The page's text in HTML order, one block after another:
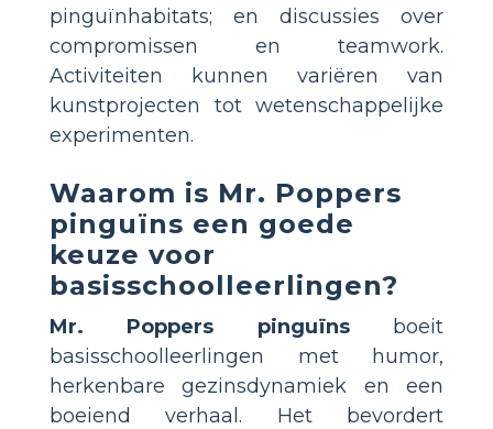
pinguïnhabitats; en discussies over
compromissen en teamwork.
Activiteiten kunnen variëren van
kunstprojecten tot wetenschappelijke
experimenten.
Waarom is Mr. Poppers
pinguïns een goede
keuze voor
basisschoolleerlingen?
Mr. Poppers pinguïnsboeit
basisschoolleerlingen met humor,
herkenbare gezinsdynamiek en een
boeiend verhaal. Het bevordert